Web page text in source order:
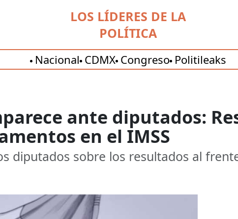
LOS LÍDERES DE LA
POLÍTICA
Nacional CDMX Congreso Politileaks
ante diputados:
en el IMSS
diputados sobre los resultados al